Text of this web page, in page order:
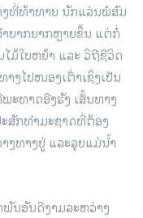
ງທີ່ທ້າທາຍ ນັກແລ່ນພໍສົມ
ບາກຍາກຫຼາຍຂຶ້ນ ແຕ່ກໍ່
ມ້ໃບຫຍ້າ ແລະ ວິຖີຊີວິດ
ງໄປໜອງເຕົ່າເຊິ່ງເປັນ
ທາດອີງຮັງ ເສັ້ນທາງ
ສັກທຳມະຊາດທີ່ຕ້ອງ
ງທາງຢູ່ ແລະລຸຍແມ່ນໍ້າ
ນອັນດີງາມລະຫວ່າງ